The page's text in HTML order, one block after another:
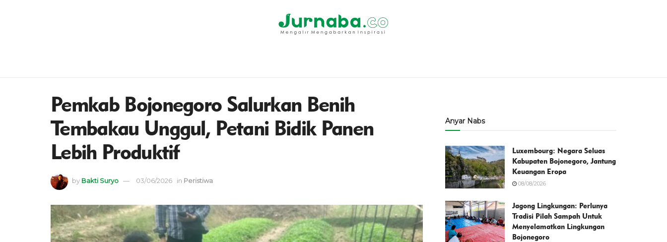
Pemkab Bojonegoro Salurkan Benih
Tembakau Unggul, Petani Bidik Panen
Lebih Produktif
by Bakti Suryo 03/06/2026 in Peristiwa
Anyar Nabs
Luxembourg: Negara Seluas
Kabupaten Bojonegoro, Jantung
Keuangan Eropa
08/08/2026
Jagong Lingkungan: Perlunya
Tradisi Pilah Sampah Untuk
Menyelamatkan Lingkungan
Bojonegoro